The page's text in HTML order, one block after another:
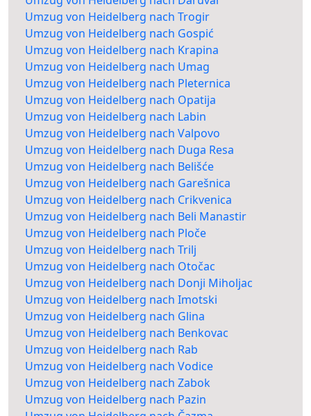
Umzug von Heidelberg nach Trogir
Umzug von Heidelberg nach Gospić
Umzug von Heidelberg nach Krapina
Umzug von Heidelberg nach Umag
Umzug von Heidelberg nach Pleternica
Umzug von Heidelberg nach Opatija
Umzug von Heidelberg nach Labin
Umzug von Heidelberg nach Valpovo
Umzug von Heidelberg nach Duga Resa
Umzug von Heidelberg nach Belišće
Umzug von Heidelberg nach Garešnica
Umzug von Heidelberg nach Crikvenica
Umzug von Heidelberg nach Beli Manastir
Umzug von Heidelberg nach Ploče
Umzug von Heidelberg nach Trilj
Umzug von Heidelberg nach Otočac
Umzug von Heidelberg nach Donji Miholjac
Umzug von Heidelberg nach Imotski
Umzug von Heidelberg nach Glina
Umzug von Heidelberg nach Benkovac
Umzug von Heidelberg nach Rab
Umzug von Heidelberg nach Vodice
Umzug von Heidelberg nach Zabok
Umzug von Heidelberg nach Pazin